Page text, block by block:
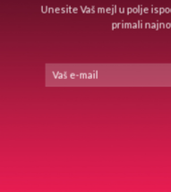
Unesite Vaš mejl u polje
primali